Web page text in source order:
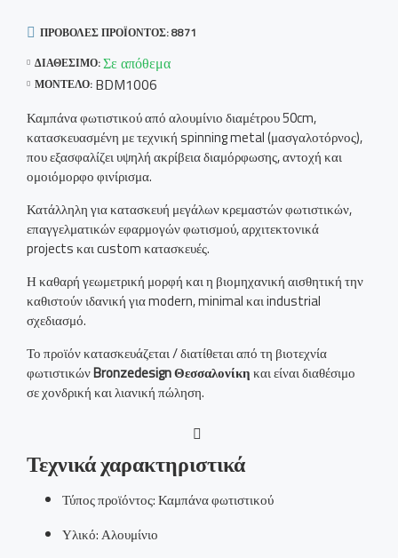
ΔΙΑΘΈΣΙΜΟ:Σε απόθεμα
ΜΟΝΤΈΛΟ: BDM1006
ΠΡΟΒΟΛΈΣ ΠΡΟΪΌΝΤΟΣ: 8871
Καμπάνα φωτιστικού από αλουμίνιο διαμέτρου 50cm,
κατασκευασμένη με τεχνική spinning metal (μασγαλοτόρνος),
που εξασφαλίζει υψηλή ακρίβεια διαμόρφωσης, αντοχή και
ομοιόμορφο φινίρισμα.
Κατάλληλη για κατασκευή μεγάλων κρεμαστών φωτιστικών,
επαγγελματικών εφαρμογών φωτισμού, αρχιτεκτονικά
projects και custom κατασκευές.
Η καθαρή γεωμετρική μορφή και η βιομηχανική αισθητική την
καθιστούν ιδανική για modern, minimal και industrial
σχεδιασμό.
Το προϊόν κατασκευάζεται / διατίθεται από τη βιοτεχνία
φωτιστικώνBronzedesign Θεσσαλονίκηκαι είναι διαθέσιμο
σε χονδρική και λιανική πώληση.
Τεχνικά χαρακτηριστικά
Τύπος προϊόντος: Καμπάνα φωτιστικού
Υλικό: Αλουμίνιο